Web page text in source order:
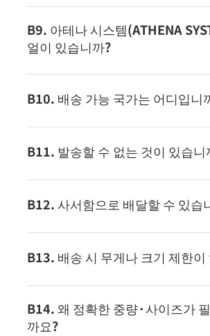
이용 방법은 이쪽을 확인해 주세요
용자 매뉴얼
B9. 아테나 시스템(ATHENA
얼이 있습니까?
이용 방법은 이쪽을 확인해 주세요.
B10. 배송 가능 국가는 어디입니
2023년 10월 현재 중국, 홍콩, 대만,
말레이시아, 태국, 인도네시아, 미국,
을 위해 배송 가능합니다.자세한 내용
하십시오.
B11. 발송할 수 없는 것이 있습니
화물의 내용이나 목적지에 의해, 발
경우가 있습니다. 자세한 것은, 당사
금지 품목」과 「개인용 화물 주의 사
주세요. ・수탁 금지 품목에 대해서
화물 주의 사항에 대해서는, 이쪽
B12. 사서함으로 배달할 수 있습
사서함으로 배달할 수 없습니다.
B13. 배송 시 무게나 크기 제한이
짐을 안전하고 신속하게 배달하기 위
마련하고 있습니다. (예: 1포장 30kg
로・높이의 3변 합계는 170cm까지
B14. 왜 정확한 중량·사이즈가
까요?